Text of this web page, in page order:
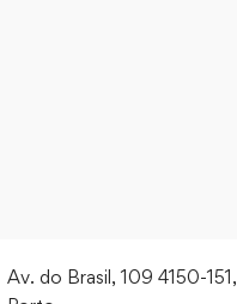
Av. do Brasil, 109 4150-151,